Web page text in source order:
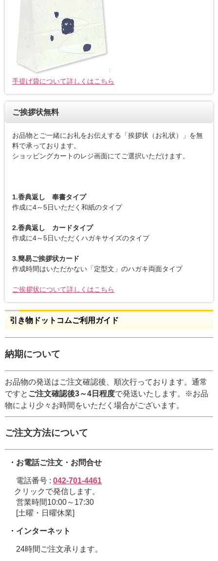
手提げ袋について詳しくはこちら
ご挨拶状無料
お品物とご一緒にお礼をお伝えする「挨拶状（お礼状）」を無
料で承っております。
ショッピングカートのレジ画面にてご選択いただけます。
1.香典返し 奉書タイプ
作成に4～5日いただく和紙のタイプ
2.香典返し カードタイプ
作成に4～5日いただくハガキサイズのタイプ
3.簡易ご挨拶状カード
作成時間はいただかない「定型文」のハガキ両面タイプ
ご挨拶状について詳しくはこちら
引き物ドットコムご利用ガイド
納期について
お品物の発送はご注文確認後、順次行っております。通常
ですと ご注文確認後3～4日程度で発送いたします。※お品
物により少々お時間をいただく場合がございます。
ご注文方法について
・お電話ご注文・お問合せ
電話番号 : 042-701-4461
クリックで発信します。
営業時間10:00～17:30
[土曜・日曜休業]
・インターネット
24時間ご注文承ります。